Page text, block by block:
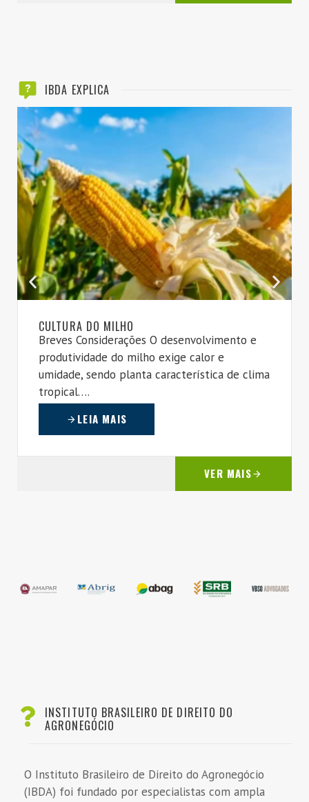
IBDA EXPLICA
CULTURA DO MILHO
Breves Considerações O desenvolvimento e
produtividade do milho exige calor e
umidade, sendo planta característica de clima
tropical….
LEIA MAIS
VER MAIS
INSTITUTO BRASILEIRO DE DIREITO DO
AGRONEGÓCIO
O Instituto Brasileiro de Direito do Agronegócio
(IBDA) foi fundado por especialistas com ampla